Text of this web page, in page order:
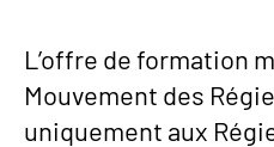
L’offre de formation
Mouvement des
uniquement aux